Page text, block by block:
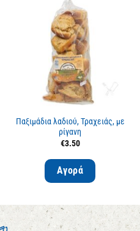
Παξιμάδια λαδιού, Τραχειάς, με
ρίγανη
€3.50
Αγορά